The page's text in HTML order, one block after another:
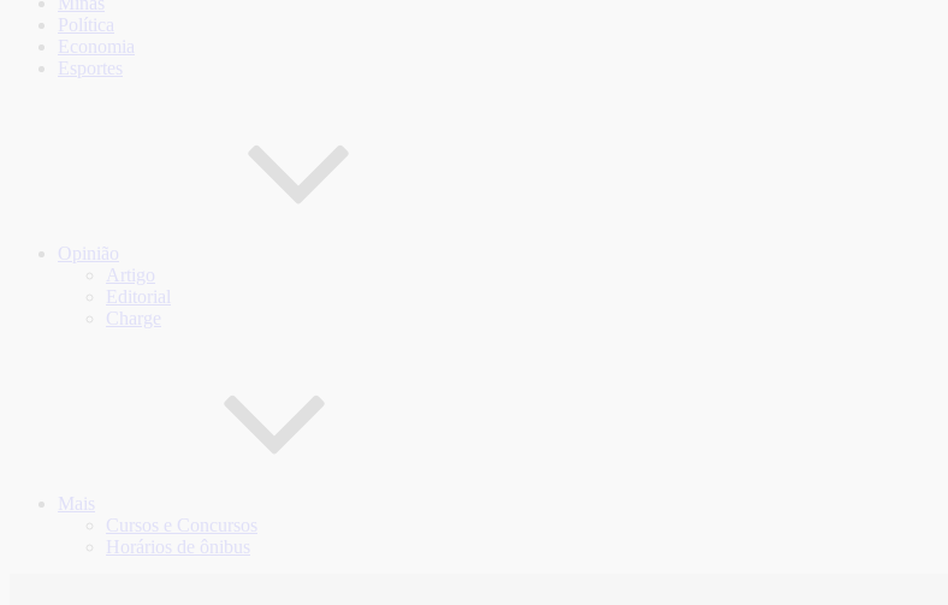
Política
Economia
Esportes
Opinião
Artigo
Editorial
Charge
Mais
Cursos e Concursos
Horários de ônibus